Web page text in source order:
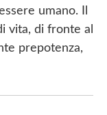
umano. Il
vita, di fronte al
prepotenza,